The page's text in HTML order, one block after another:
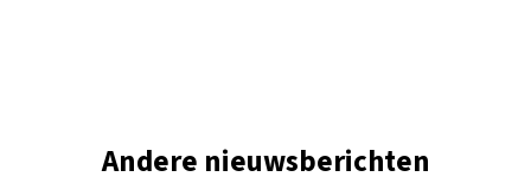
Andere nieuwsberichten